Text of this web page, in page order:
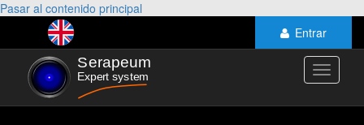
Pasar al contenido principal
Entrar
Toggle